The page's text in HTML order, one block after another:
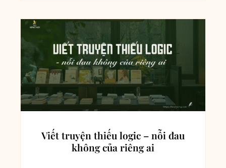
Viết truyện thiếu logic – nỗi đau
không của riêng ai